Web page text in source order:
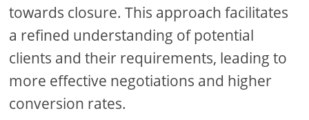
towards closure. This approach facilitates
a refined understanding of potential
clients and their requirements, leading to
more effective negotiations and higher
conversion rates.